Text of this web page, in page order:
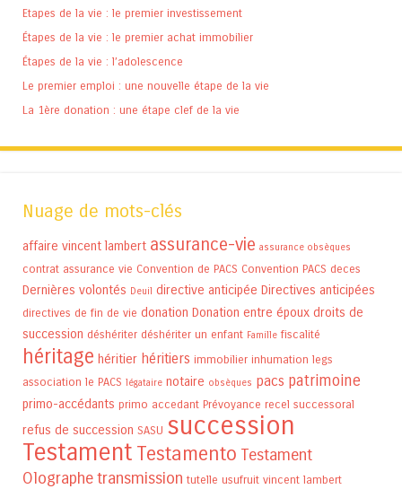
Etapes de la vie : le premier investissement
Étapes de la vie : le premier achat immobilier
Étapes de la vie : l’adolescence
Le premier emploi : une nouvelle étape de la vie
La 1ère donation : une étape clef de la vie
Nuage de mots-clés
affaire vincent lambert assurance-vie assurance obsèques
contrat assurance vie Convention de PACS Convention PACS deces
Dernières volontés Deuil directive anticipée Directives anticipées
directives de fin de vie donation Donation entre époux droits de
succession déshériter déshériter un enfant Famille fiscalité
héritage héritier héritiers immobilier inhumation legs
association le PACS légataire notaire obsèques pacs patrimoine
primo-accédants primo accedant Prévoyance recel successoral
refus de succession SASU succession
Testament Testamento Testament
Olographetransmission tutelle usufruit vincent lambert